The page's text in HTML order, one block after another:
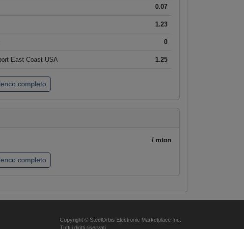
0.07
1.23
0
East Coast USA 1.25
completo
/ mton
completo
Copyright © SteelOrbis Electronic Marketplace Inc.
Tutti i diritti riservati